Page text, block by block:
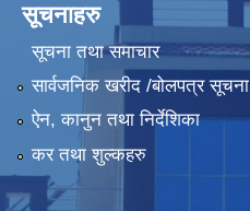
सूचनाहरु
सूचना तथा समाचार
सार्वजनिक खरीद /बोलपत्र सूचना
ऐन, कानुन तथा निर्देशिका
कर तथा शुल्कहरु